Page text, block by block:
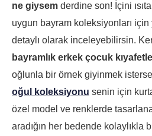
ne giysem derdine son! İçini
uygun bayram koleksiyonları
detaylı olarak inceleyebilirsin.
bayramlık erkek çocuk
oğlunla bir örnek giyinmek
oğul koleksiyonu senin için
özel model ve renklerde
aradığın her bedende kolaylıkla